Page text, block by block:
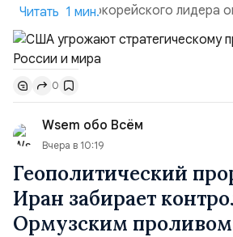
сестра северокорейского лидера
заявление для прессы в ответ на
совместных с флотом США запусков
Томагавк.«Япония отбросила
„исключительно оборонительной
вопрос о собственном ядерном
всеобщее обозрение, одновреме...
Читать 1 мин.
0
Wsem обо Всём
Вчера в 10:19
Геополитический
Иран забирает
Ормузским проливом